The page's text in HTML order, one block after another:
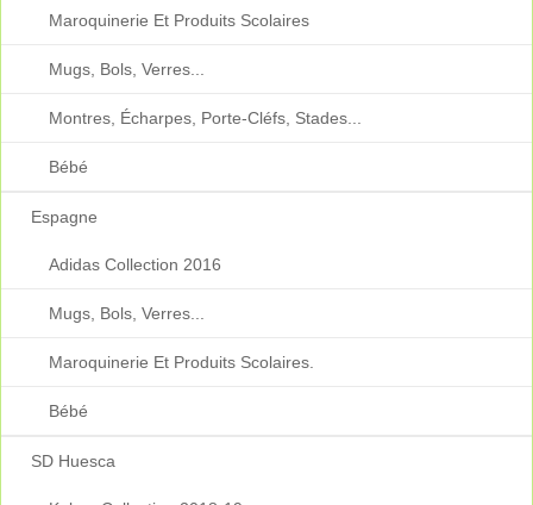
Maroquinerie Et Produits Scolaires
Mugs, Bols, Verres...
Montres, Écharpes, Porte-Cléfs, Stades...
Bébé
Espagne
Adidas Collection 2016
Mugs, Bols, Verres...
Maroquinerie Et Produits Scolaires.
Bébé
SD Huesca